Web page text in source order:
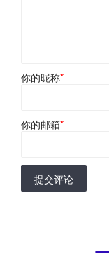
你的昵称*
你的邮箱*
提交评论